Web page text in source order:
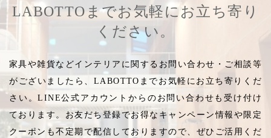
LABOTTOまでお気軽にお立ち寄り
ください。
家具や雑貨などインテリアに関するお問い合わせ・ご相談等
がございましたら、LABOTTOまでお気軽にお立ち寄りくだ
さい。LINE公式アカウントからのお問い合わせも受け付け
ております。お友だち登録でお得なキャンペーン情報や限定
クーポンも不定期で配信しておりますので、ぜひご活用くだ